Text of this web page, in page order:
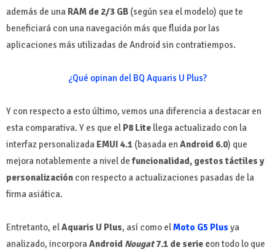
además de una RAM de 2/3 GB (según sea el modelo) que te
beneficiará con una navegación más que fluida por las
aplicaciones más utilizadas de Android sin contratiempos.
¿Qué opinan del BQ Aquaris U Plus?
Y con respecto a esto último, vemos una diferencia a destacar en
esta comparativa. Y es que el P8 Lite llega actualizado con la
interfaz personalizada EMUI 4.1 (basada en Android 6.0) que
mejora notablemente a nivel defuncionalidad, gestos táctiles y
personalización con respecto a actualizaciones pasadas de la
firma asiática.
Entretanto, elAquaris U Plus, así como elMoto G5 Plus ya
analizado, incorporaAndroid Nougat7.1 de serie con todo lo que